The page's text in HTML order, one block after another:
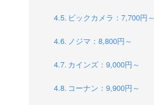
ビックカメラ：7,700円～
ノジマ：8,800円～
カインズ：9,000円～
コーナン：9,900円～